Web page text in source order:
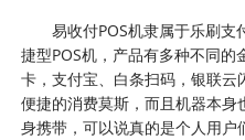
易收付POS机隶属于乐刷
捷型POS机，产品有多种不同
卡，支付宝、白条扫码，银联
便捷的消费莫斯，而且机器本
身携带，可以说真的是个人用户